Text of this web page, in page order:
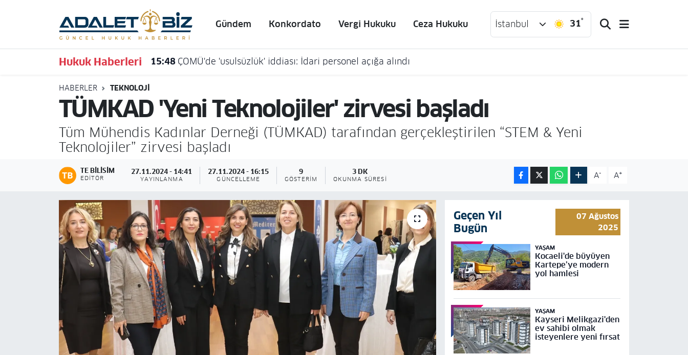
Gündem Konkordato Vergi Hukuku Ceza Hukuku İstanbul 31°
Hukuk Haberleri 15:48 ÇOMÜ'de 'usulsüzlük' iddiası: İdari personel açığa alındı
HABERLER TEKNOLOJI
TÜMKAD 'Yeni Teknolojiler' zirvesi başladı
Tüm Mühendis Kadınlar Derneği (TÜMKAD) tarafından gerçekleştirilen “STEM & Yeni
Teknolojiler” zirvesi başladı
TE BILISIM
EDITÖR
27.11.2024 - 14:41
YAYINLANMA
27.11.2024 - 16:15
GÜNCELLEME
9
GÖSTERIM
3 DK
OKUNMA SÜRESI A- A+
Geçen Yıl
Bugün
07 Ağustos
2025
YAŞAM
Kocaeli'de büyüyen
Kartepe’ye modern
yol hamlesi
YAŞAM
Kayseri Melikgazi'den
ev sahibi olmak
isteyenlere yeni fırsat
Hava Durumu
Trafik Durumu
Süper Lig Puan Durumu ve Fikstür
Tüm Manşetler
Son Dakika Haberleri
Haber Arşivi